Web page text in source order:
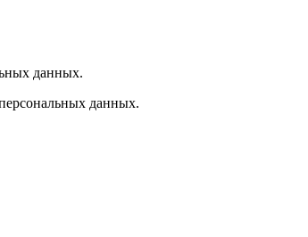
данных.
данных.